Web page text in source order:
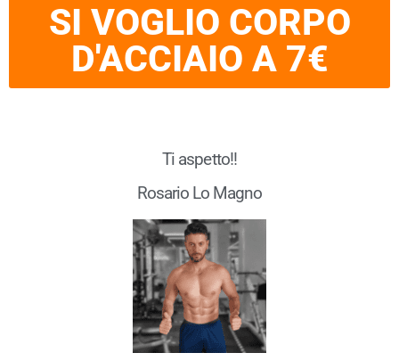
SI VOGLIO CORPO
D'ACCIAIO A 7€
Ti aspetto!!
Rosario Lo Magno